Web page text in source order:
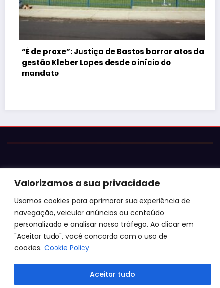
Valorizamos a sua privacidade
Usamos cookies para aprimorar sua experiência de
navegação, veicular anúncios ou conteúdo
personalizado e analisar nosso tráfego. Ao clicar em
"Aceitar tudo", você concorda com o uso de
cookies. Cookie Policy
Aceitar tudo
“É de praxe”: Justiça de Bastos barrar atos da
gestão Kleber Lopes desde o início do
mandato
© 2026 Jota Neves. Todos os direitos reservados.
Conteúdo protegido por lei. A cópia ou reprodução sem
autorização expressa está sujeita às penalidades
legais.